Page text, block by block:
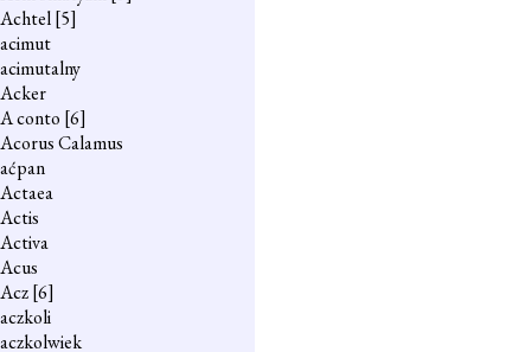
Achtel[5]
acimut
acimutalny
Acker
A conto [6]
Acorus Calamus
aćpan
Actaea
Actis
Activa
Acus
Acz[6]
aczkoli
aczkolwiek